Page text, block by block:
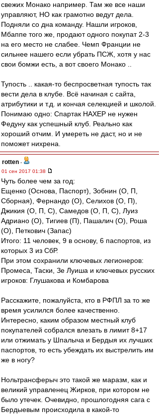
свежих Монако например. Там же все наши
управляют, НО как грамотно ведут дела.
Подняли со дна команду. Нашли игроков,
Мбаппе того же, продают одного покупат 2-3
на его место не слабее. Чемп Франции не
сильнее нашего если убрать ПСЖ, хотя у нас
свои бомжи есть, а вот своего Монако ..
Тупость .. какая-то беспросветная тупость так
вести дела в клубе. Всё начиная с сайта,
атрибутики и т.д. и кончая селекцией и школой.
Понимаю одно: Спартак НАХЕР не нужен
Федуну как успешный клуб. Реально как
хороший отчим. И умереть не даст, но и не
поможет нихрена.
rotten -
01 сен 2017 01:38
Чуть более чем за год:
Ещенко (Основа, Паспорт), Зобнин (О, П,
Сборная), Фернандо (О), Селихов (О, П),
Джикия (О, П, С), Самедов (О, П, С), Луиз
Адриано (О), Тигиев (П), Пашалич (О), Роша
(О), Петкович (Запас)
Итого: 11 человек, 9 в основу, 6 паспортов, из
которых 3 из СбР.
При этом сохранили ключевых легионеров:
Промеса, Таски, Зе Луиша и ключевых русских
игроков: Глушакова и Комбарова
Расскажите, пожалуйста, кто в РФПЛ за то же
время усилился более качественно.
Интересно, каким образом местный клуб
покупателей собрался влезать в лимит 8+17
или отжимать у Шпалыча и Бердыя их лучших
паспортов, то есть убеждать их выстрелить им
же в ногу?
Нольтрансферыч это такой же маразм, как и
великий управленец Жирков, при котором не
было утечек. Очевидно, прошлогодняя сага с
Бердыевым происходила в какой-то